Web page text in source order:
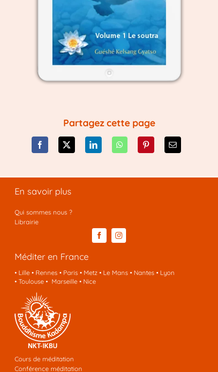
Partagez cette page
En savoir plus
Qui sommes nous ?
Librairie
Méditer en France
• Lille• Rennes• Paris• Metz• Le Mans• Nantes• Lyon
• Toulouse• Marseille• Nice
Cours de méditation
Conférence méditation